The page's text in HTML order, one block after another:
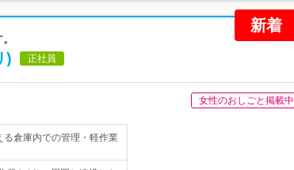
新着
) 正社員
女性のおしごと掲載中
倉庫内での管理・軽作業